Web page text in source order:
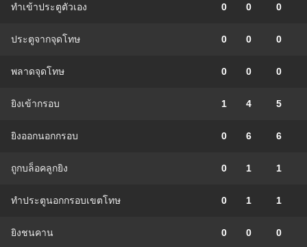
ทําเข้าประตูตัวเอง 0 0 0
ประตูจากจุดโทษ 0 0 0
พลาดจุดโทษ 0 0 0
ยิงเข้ากรอบ 1 4 5
ยิงออกนอกกรอบ 0 6 6
ถูกบล็อคลูกยิง 0 1 1
ทำประตูนอกกรอบเขตโทษ 0 1 1
ยิงชนคาน 0 0 0